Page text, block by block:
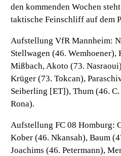
den kommenden Wochen
taktische Feinschliff auf dem
Aufstellung VfR Mannheim:
Stellwagen (46. Wemhoener),
Mißbach, Akoto (73.
Krüger (73. Tokcan),
Seiberling [ET]), Thum (46.
Rona).
Aufstellung FC 08 Homburg:
Kober (46. Nkansah), Baum
Joachims (46. Petermann),